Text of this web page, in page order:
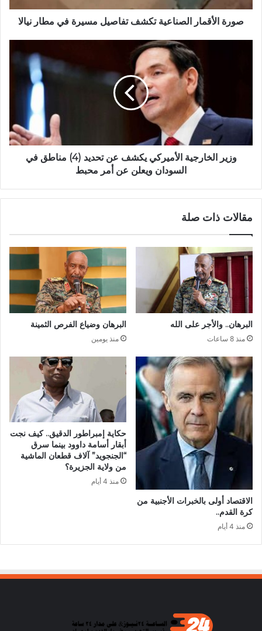
نيالا
صورة الأقمار الصناعية تكشف تفاصيل مسيرة في مطار نيالا
(4)
مناطق
في
السودان
وزير الخارجية الأميركي يكشف عن تحديد (4) مناطق في
السودان ويعلن عن أمر محبط
مقالات ذات صلة
البرهان.. والأجر على الله
منذ 8 ساعات
البرهان وضياع الفرص الثمينة
منذ يومين
الاقتصاد أولى بالخبرات الأجنبية من
كرة القدم..
منذ 4 أيام
حكاية إمبراطور الدقيق.. كيف نجت
أبقار أسامة داوود بينما سرق
“الجنجويد” آلاف قطعان الماشية
من ولاية الجزيرة؟
منذ 4 أيام